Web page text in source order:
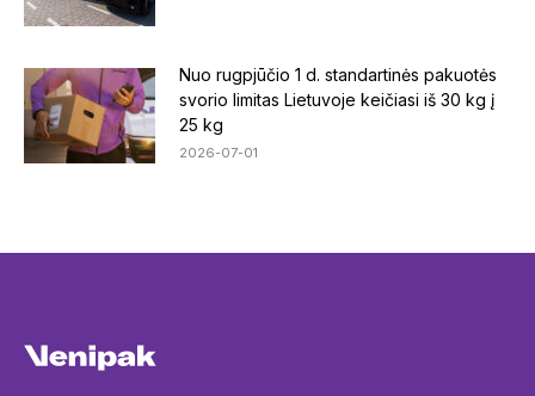
Nuo rugpjūčio 1 d. standartinės pakuotės
svorio limitas Lietuvoje keičiasi iš 30 kg į
25 kg
2026-07-01